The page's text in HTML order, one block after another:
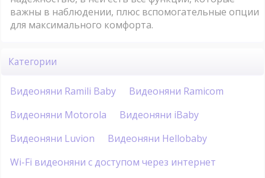
важны в наблюдении, плюс вспомогательные опции
для максимального комфорта.
Категории
Видеоняни Ramili Baby
Видеоняни Ramicom
Видеоняни Motorola
Видеоняни iBaby
Видеоняни Luvion
Видеоняни Hellobaby
Wi-Fi видеоняни с доступом через интернет